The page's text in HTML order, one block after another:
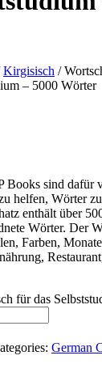
Kirgisisch /
– 5000 Wörter
sind dafür
helfen, Wörter
enthält über
Wörter. Der
Farben,
für das
German